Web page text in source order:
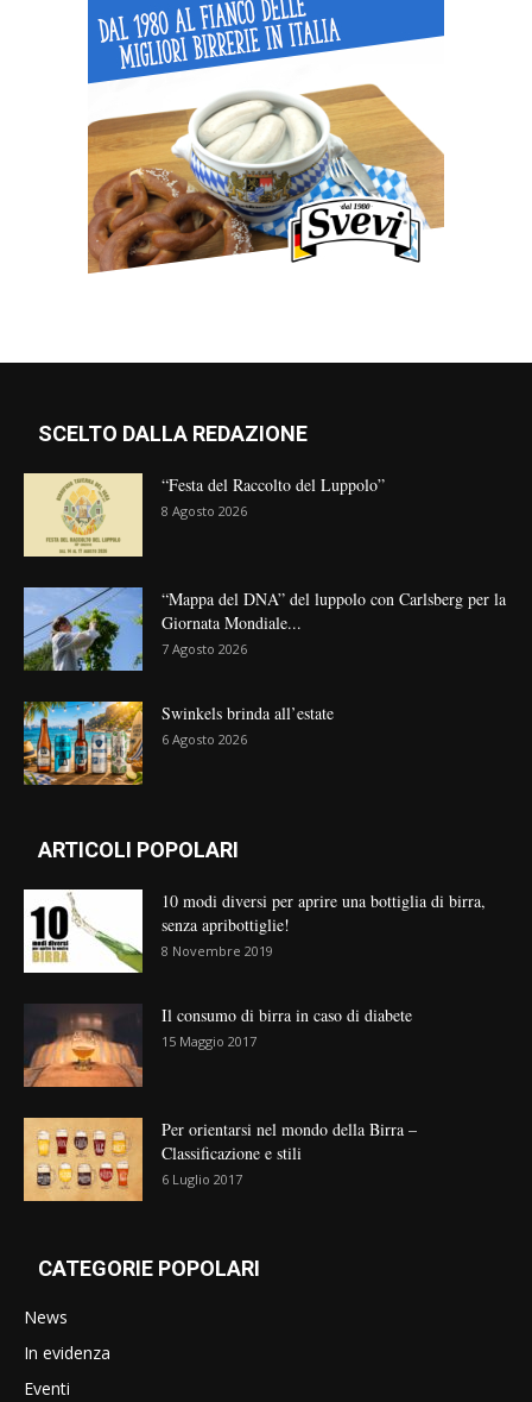
SCELTO DALLA REDAZIONE
“Festa del Raccolto del Luppolo”
8 Agosto 2026
“Mappa del DNA” del luppolo con Carlsberg per la
Giornata Mondiale...
7 Agosto 2026
Swinkels brinda all’estate
6 Agosto 2026
ARTICOLI POPOLARI
10 modi diversi per aprire una bottiglia di birra,
senza apribottiglie!
8 Novembre 2019
Il consumo di birra in caso di diabete
15 Maggio 2017
Per orientarsi nel mondo della Birra –
Classificazione e stili
6 Luglio 2017
CATEGORIE POPOLARI
News
In evidenza
Eventi